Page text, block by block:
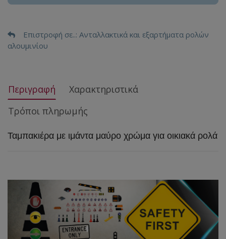
Επιστροφή σε..: Ανταλλακτικά και εξαρτήματα ρολών
αλουμινίου
Περιγραφή
Χαρακτηριστικά
Τρόποι πληρωμής
Ταμπακιέρα με ιμάντα μαύρο χρώμα για οικιακά ρολά